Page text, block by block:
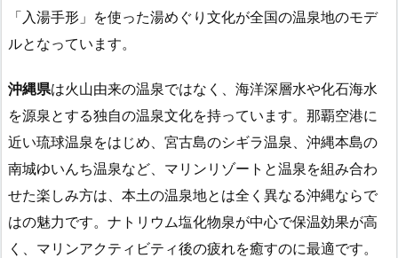
「入湯手形」を使った湯めぐり文化が全国の温泉地のモデ
ルとなっています。
沖縄県は火山由来の温泉ではなく、海洋深層水や化石海水
を源泉とする独自の温泉文化を持っています。那覇空港に
近い琉球温泉をはじめ、宮古島のシギラ温泉、沖縄本島の
南城ゆいんち温泉など、マリンリゾートと温泉を組み合わ
せた楽しみ方は、本土の温泉地とは全く異なる沖縄ならで
はの魅力です。ナトリウム塩化物泉が中心で保温効果が高
く、マリンアクティビティ後の疲れを癒すのに最適です。